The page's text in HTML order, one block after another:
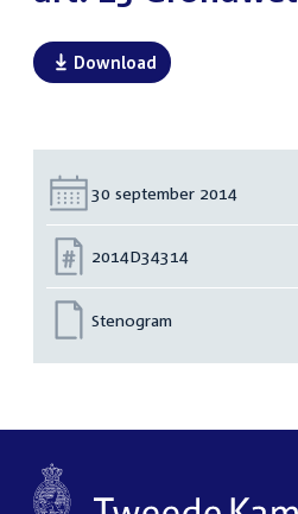
Download
Datum:
30 september 2014
Nummer:
2014D34314
Stenogram